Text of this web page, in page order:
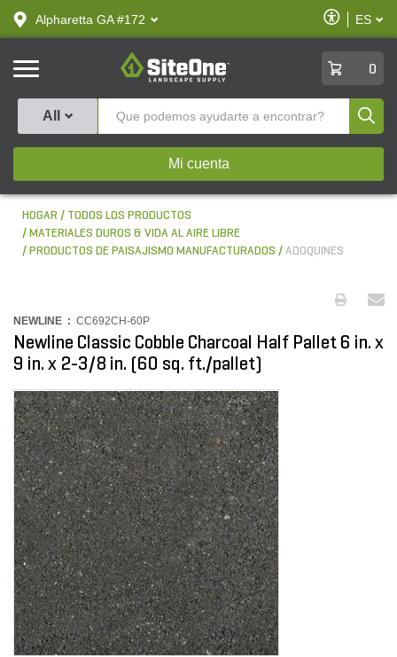
text.skipToContent
text.skipToNavigation
Alpharetta GA #172
Habilitar
ES
SiteOne
0
All
Mi cuenta
HOGAR
TODOS LOS PRODUCTOS
MATERIALES DUROS & VIDA AL AIRE LIBRE
PRODUCTOS DE PAISAJISMO MANUFACTURADOS
ADOQUINES
NEWLINE : CC692CH-60P
Newline Classic Cobble Charcoal Half Pallet 6 in. x
9 in. x 2-3/8 in. (60 sq. ft./pallet)